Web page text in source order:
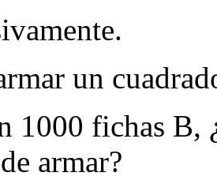
un
1000 fichas B,
armar?